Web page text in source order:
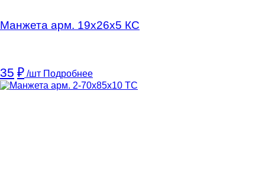
Манжета арм. 19х26х5 КC
35 ₽ /шт Подробнее